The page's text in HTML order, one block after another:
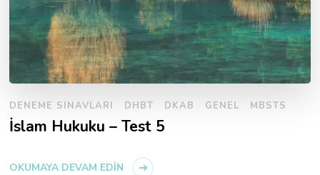
DENEME SINAVLARI DHBT DKAB GENEL MBSTS
İslam Hukuku – Test 5
OKUMAYA DEVAM EDIN